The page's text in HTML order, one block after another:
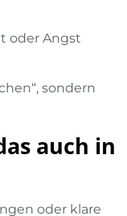
oder Angst
sondern
auch in
oder klare